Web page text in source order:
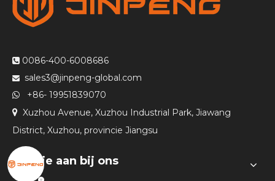
 0086-400-6008686
 sales3@jinpeng-global.com
 +86- 19951839070
 Xuzhou Avenue, Xuzhou Industrial Park, Jiawang
District, Xuzhou, provincie Jiangsu
Sluit je aan bij ons